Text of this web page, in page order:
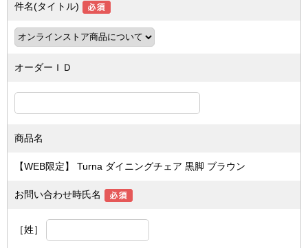
件名(タイトル)
オーダーＩＤ
商品名
【WEB限定】 Turna ダイニングチェア 黒脚 ブラウン
お問い合わせ時氏名
［姓］